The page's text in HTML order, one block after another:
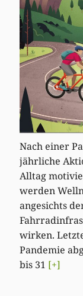
Nach einer
jährliche
Alltag
werden
angesichts
wirken.
Pandemie
bis 31 [+]